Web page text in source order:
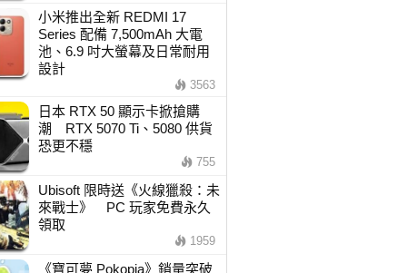
小米推出全新 REDMI 17
Series 配備 7,500mAh 大電
池、6.9 吋大螢幕及日常耐用
設計
3563
日本 RTX 50 顯示卡掀搶購
潮 RTX 5070 Ti、5080 供貨
恐更不穩
755
Ubisoft 限時送《火線獵殺：未
來戰士》 PC 玩家免費永久
領取
1959
《寶可夢 Pokopia》銷量突破